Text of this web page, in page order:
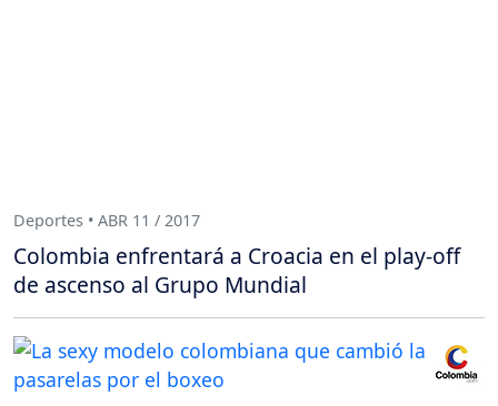
Deportes • ABR 11 / 2017
Colombia enfrentará a Croacia en el play-off
de ascenso al Grupo Mundial